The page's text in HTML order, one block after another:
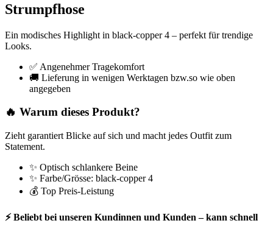
Strumpfhose
Ein modisches Highlight in black-copper 4 – perfekt für trendige
Looks.
✅ Angenehmer Tragekomfort
🚚 Lieferung in wenigen Werktagen bzw.so wie oben
angegeben
🔥 Warum dieses Produkt?
Zieht garantiert Blicke auf sich und macht jedes Outfit zum
Statement.
✨ Optisch schlankere Beine
✨ Farbe/Grösse: black-copper 4
💰 Top Preis-Leistung
⚡ Beliebt bei unseren Kundinnen und Kunden – kann schnell